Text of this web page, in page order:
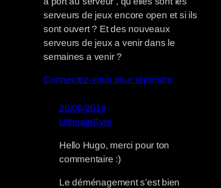
serveurs de jeux encore open et si ils
sont ouvert ? Et des nouveaux
serveurs de jeux a venir dans le
semaines a venir ?
Connectez-vous pour répondre
20/09/2019
UltimateByte
Hello Hugo, merci pour ton
commentaire :)
Le déménagement s’est bien